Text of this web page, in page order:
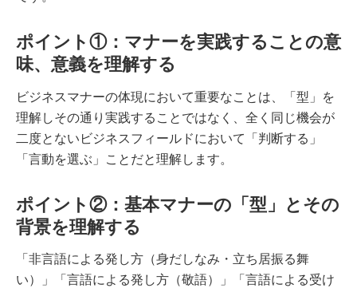
ポイント①：マナーを実践することの意
味、意義を理解する
ビジネスマナーの体現において重要なことは、「型」を
理解しその通り実践することではなく、全く同じ機会が
二度とないビジネスフィールドにおいて「判断する」
「言動を選ぶ」ことだと理解します。
ポイント②：基本マナーの「型」とその
背景を理解する
「非言語による発し方（身だしなみ・立ち居振る舞
い）」「言語による発し方（敬語）」「言語による受け